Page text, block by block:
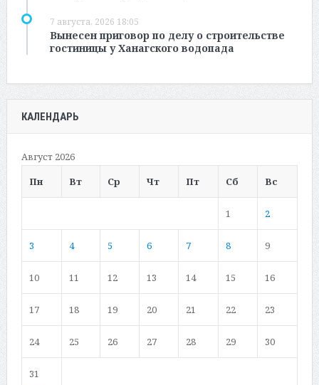
7 августа, 2026 18:05
Вынесен приговор по делу о строительстве
гостиницы у Ханагского водопада
КАЛЕНДАРЬ
Август 2026
Пн
Вт Ср Чт Пт Сб Вс
1 2
3 4 5 6 7 8 9
10 11 12 13 14 15 16
17 18 19 20 21 22 23
24 25 26 27 28 29 30
31